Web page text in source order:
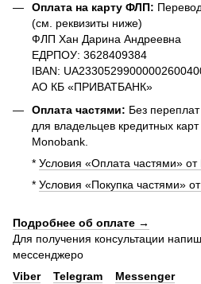
Оплата на карту ФЛП:
(см. реквизиты ниже)
ФЛП Хан Дарина Андреевна
ЕДРПОУ: 3628409384
IBAN:
АО КБ «ПРИВАТБАНК»
Оплата частями: Без
для владельцев кредитных
Monobank.
* Условия «Оплата частями» от
* Условия «Покупка частями»
Подробнее об оплате →
Для получения консультации
мессенджеро
Viber
Telegram
Messenger